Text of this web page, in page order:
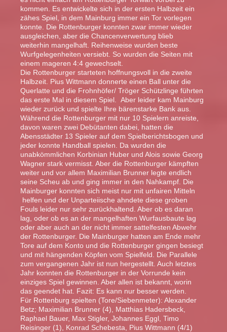
kommen. Es entwickelte sich in der ersten Halbzeit ein
zähes Spiel, in dem Mainburg immer ein Tor vorlegen
konnte. Die Rottenburger konnten zwar immer wieder
ausgleichen, aber die Chancenverwertung blieb
weiterhin mangelhaft. Reihenweise wurden beste
Wurfgelegenheiten versiebt. So wurden die Seiten mit
einem mageren 4:4 gewechselt.
Die Rottenburger starteten hoffnungsvoll in die zweite
Halbzeit. Pius Wittmann donnerte einen Ball unter die
Querlatte und die Frohnhöfer/ Tröger Schützlinge führten
das erste Mal in diesem Spiel. Aber leider kam Mainburg
wieder zurück und spielte Ihre bärenstarke Bank aus.
Während die Rottenburger mit nur 10 Spielern anreiste,
davon waren zwei Debütanten dabei, hatten die
Abensstädter 13 Spieler auf dem Spielberichtsbogen und
jeder konnte Handball spielen. Da wurden die
unabkömmlichen Korbinian Huber und Alois sowie Georg
Wagner stark vermisst. Aber die Rottenburger kämpften
weiter und vor allem Maximilian Brunner legte endlich
seine Scheu ab und ging immer in den Nahkampf. Die
Mainburger konnten sich meist nur mit unfairen Mitteln
helfen und der Unparteiische ahndete diese groben
Fouls leider nur sehr zurückhaltend. Aber ob es daran
lag, oder ob es an der mangelhaften Wurfausbaute lag
oder aber auch an der nicht immer sattelfesten Abwehr
der Rottenburger. Die Mainburger hatten am Ende mehr
Tore auf dem Konto und die Rottenburger gingen besiegt
und mit hängenden Köpfen vom Spielfeld. Die Parallele
zum vergangenen Jahr ist nun hergestellt. Auch letztes
Jahr konnten die Rottenburger in der Vorrunde kein
einziges Spiel gewinnen. Aber allen ist bekannt, worin
das geendet hat. Fazit: Es kann nur besser werden.
Für Rottenburg spielten (Tore/Siebenmeter): Alexander
Betz; Maximilian Brunner (4), Matthias Hadersbeck,
Raphael Bauer, Max Stigler, Johannes Eggl, Timo
Reisinger (1), Konrad Schebesta, Pius Wittmann (4/1)